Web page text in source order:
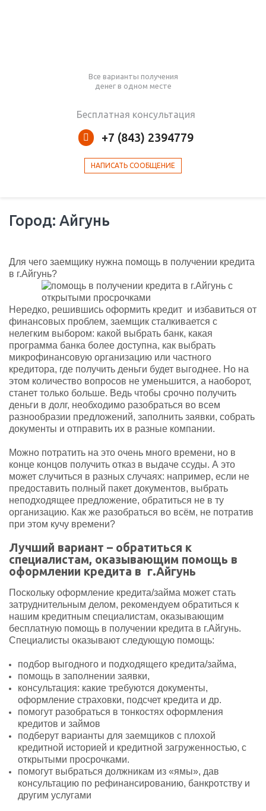
Все варианты получения
денег в одном месте
Бесплатная консультация
+7 (843) 2394779
НАПИСАТЬ СООБЩЕНИЕ
Город: Айгунь
Для чего заемщику нужна помощь в получении кредита
в г.Айгунь?
Нередко, решившись оформить кредит и избавиться от
финансовых проблем, заемщик сталкивается с
нелегким выбором: какой выбрать банк, какая
программа банка более доступна, как выбрать
микрофинансовую организацию или частного
кредитора, где получить деньги будет выгоднее. Но на
этом количество вопросов не уменьшится, а наоборот,
станет только больше. Ведь чтобы срочно получить
деньги в долг, необходимо разобраться во всем
разнообразии предложений, заполнить заявки, собрать
документы и отправить их в разные компании.
Можно потратить на это очень много времени, но в
конце концов получить отказ в выдаче ссуды. А это
может случиться в разных случаях: например, если не
предоставить полный пакет документов, выбрать
неподходящее предложение, обратиться не в ту
организацию. Как же разобраться во всём, не потратив
при этом кучу времени?
Лучший вариант – обратиться к
специалистам, оказывающим помощь в
оформлении кредита в г.Айгунь
Поскольку оформление кредита/займа может стать
затруднительным делом, рекомендуем обратиться к
нашим кредитным специалистам, оказывающим
бесплатную помощь в получении кредита в г.Айгунь.
Специалисты оказывают следующую помощь:
подбор выгодного и подходящего кредита/займа,
помощь в заполнении заявки,
консультация: какие требуются документы,
оформление страховки, подсчет кредита и др.
помогут разобраться в тонкостях оформления
кредитов и займов
подберут варианты для заемщиков с плохой
кредитной историей и кредитной загруженностью, с
открытыми просрочками.
помогут выбраться должникам из «ямы», дав
консультацию по рефинансированию, банкротству и
другим услугами